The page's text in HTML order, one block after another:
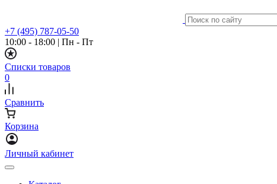
+7 (495) 787-05-50
10:00 - 18:00 | Пн - Пт
Списки товаров
0
Сравнить
Корзина
Личный кабинет